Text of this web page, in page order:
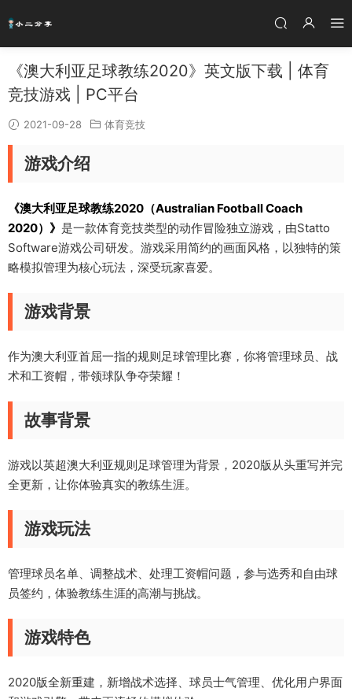
《澳大利亚足球教练2020》英文版下载 | 体育
竞技游戏 | PC平台
2021-09-28 体育竞技
游戏介绍
《澳大利亚足球教练2020（Australian Football Coach
2020）》 是一款体育竞技类型的动作冒险独立游戏，由Statto
Software游戏公司研发。游戏采用简约的画面风格，以独特的策
略模拟管理为核心玩法，深受玩家喜爱。
游戏背景
作为澳大利亚首屈一指的规则足球管理比赛，你将管理球员、战
术和工资帽，带领球队争夺荣耀！
故事背景
游戏以英超澳大利亚规则足球管理为背景，2020版从头重写并完
全更新，让你体验真实的教练生涯。
游戏玩法
管理球员名单、调整战术、处理工资帽问题，参与选秀和自由球
员签约，体验教练生涯的高潮与挑战。
游戏特色
2020版全新重建，新增战术选择、球员士气管理、优化用户界面